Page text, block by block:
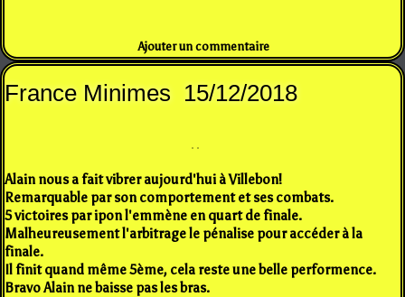
Ajouter un commentaire
France Minimes 15/12/2018
Alain nous a fait vibrer aujourd'hui à Villebon!
Remarquable par son comportement et ses combats.
5 victoires par ipon l'emmène en quart de finale.
Malheureusement l'arbitrage le pénalise pour accéder à la
finale.
Il finit quand même 5ème, cela reste une belle performence.
Bravo Alain ne baisse pas les bras.